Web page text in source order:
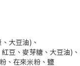
大豆油)、
豆、麥芽糖、大豆油)、
、在來米粉、鹽